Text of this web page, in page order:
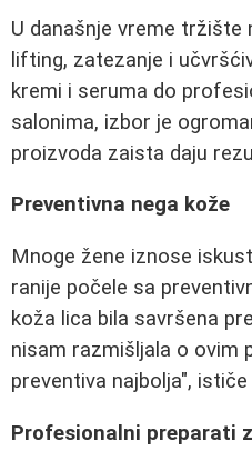
U današnje vreme tržište
lifting, zatezanje i
kremi i seruma do
salonima, izbor je
proizvoda zaista daju
Preventivna nega kože
Mnoge žene iznose
ranije počele sa
koža lica bila savršena
nisam razmišljala o ovim
preventiva najbolja",
Profesionalni preparati